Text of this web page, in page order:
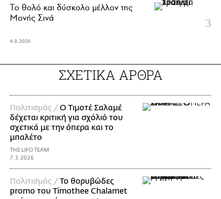
Το θολό και δύσκολο μέλλον της
Μονής Σινά
4.8.2026
ΣΧΕΤΙΚΑ ΑΡΘΡΑ
Πολιτισμός / Ο Τιμοτέ Σαλαμέ
δέχεται κριτική για σχόλιό του
σχετικά με την όπερα και το
μπαλέτο
THE LIFO TEAM
7.3.2026
Πολιτισμός / Το θορυβώδες
promo του Timothee Chalamet